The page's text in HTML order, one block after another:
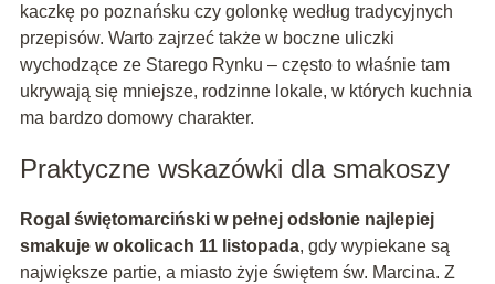
kaczkę po poznańsku czy golonkę według tradycyjnych
przepisów. Warto zajrzeć także w boczne uliczki
wychodzące ze Starego Rynku – często to właśnie tam
ukrywają się mniejsze, rodzinne lokale, w których kuchnia
ma bardzo domowy charakter.
Praktyczne wskazówki dla smakoszy
Rogal świętomarciński w pełnej odsłonie najlepiej
smakuje w okolicach 11 listopada, gdy wypiekane są
największe partie, a miasto żyje świętem św. Marcina. Z